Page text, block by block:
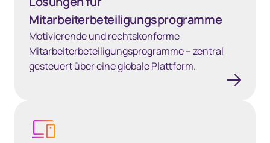
Mitarbeiterbeteiligungsprogramme
Motivierende und rechtskonforme
Mitarbeiterbeteiligungsprogramme – zentral
gesteuert über eine globale Plattform.